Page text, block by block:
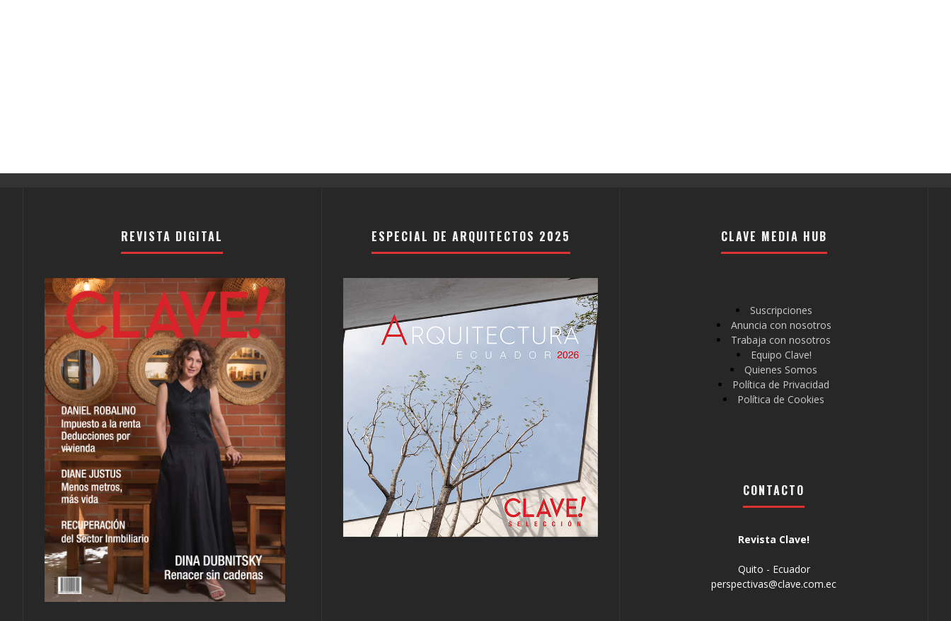
REVISTA DIGITAL ESPECIAL DE ARQUITECTOS 2025 CLAVE MEDIA HUB
Suscripciones
Anuncia con nosotros
Trabaja con nosotros
Equipo Clave!
Quienes Somos
Política de Privacidad
Política de Cookies
CONTACTO
Revista Clave!
Quito - Ecuador
perspectivas@clave.com.ec